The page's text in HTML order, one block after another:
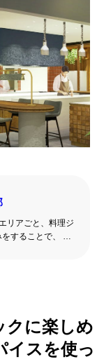
リアごと、料理ジ
ることで、 い
クに楽しめ
イスを使っ